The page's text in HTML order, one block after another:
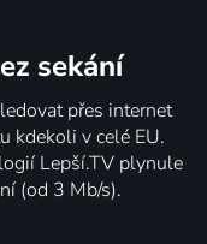
sekání
přes internet
kdekoli v celé EU.
Lepší.TV plynule
(od 3 Mb/s).